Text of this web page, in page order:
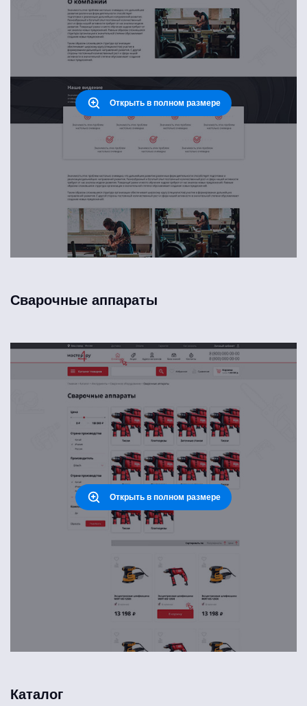
Открыть в полном размере
Сварочные аппараты
Открыть в полном размере
Каталог